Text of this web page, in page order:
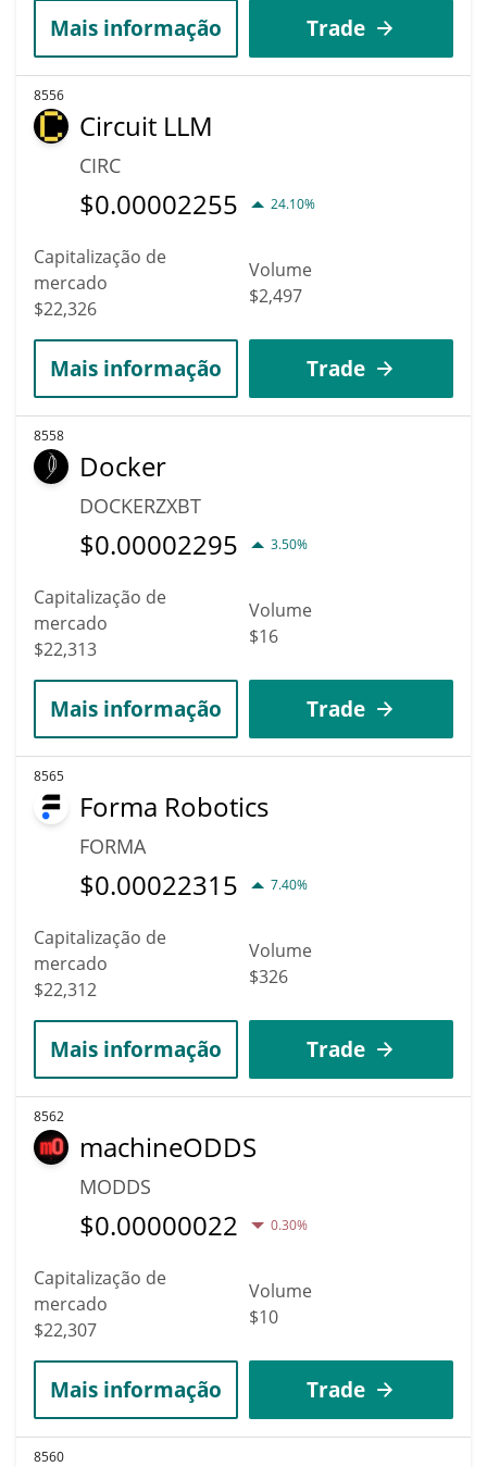
Mais informação Trade
8556
Circuit LLM
CIRC
$0.00002255 24.10%
Capitalização de
mercado
$22,326
Volume
$2,497
Mais informação Trade
8558
Docker
DOCKERZXBT
$0.00002295 3.50%
Capitalização de
mercado
$22,313
Volume
$16
Mais informação Trade
8565
Forma Robotics
FORMA
$0.00022315 7.40%
Capitalização de
mercado
$22,312
Volume
$326
Mais informação Trade
8562
machineODDS
MODDS
$0.00000022 0.30%
Capitalização de
mercado
$22,307
Volume
$10
Mais informação Trade
8560